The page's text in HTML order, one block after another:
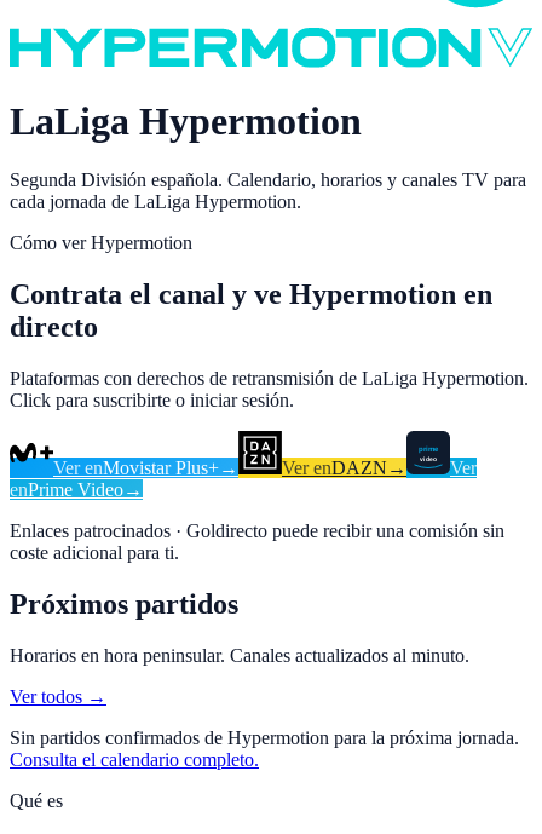
LaLiga Hypermotion
Segunda División española. Calendario, horarios y canales TV para
cada jornada de LaLiga Hypermotion.
Cómo verHypermotion
Contrata el canal y ve Hypermotion en
directo
Plataformas con derechos de retransmisión de LaLiga Hypermotion.
Click para suscribirte o iniciar sesión.
Ver enMovistar Plus+→ Ver enDAZN →
Ver
enPrime Video→
Enlaces patrocinados · Goldirecto puede recibir una comisión sin
coste adicional para ti.
Próximos partidos
Horarios en hora peninsular. Canales actualizados al minuto.
Ver todos →
Sin partidos confirmados de Hypermotion para la próxima jornada.
Consulta el calendario completo.
Qué es